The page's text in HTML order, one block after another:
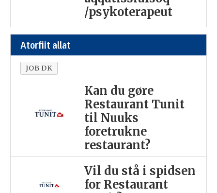
/psykoterapeut
Atorfiit allat
JOB DK
Kan du gøre
Restaurant Tunit
til Nuuks
foretrukne
restaurant?
Vil du stå i spidsen
for Restaurant